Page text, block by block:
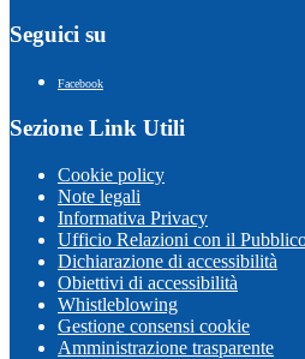
Seguici su
Facebook
Sezione Link Utili
Cookie policy
Note legali
Informativa Privacy
Ufficio Relazioni con il
Dichiarazione di accessibilità
Obiettivi di accessibilità
Whistleblowing
Gestione consensi cookie
Amministrazione trasparente